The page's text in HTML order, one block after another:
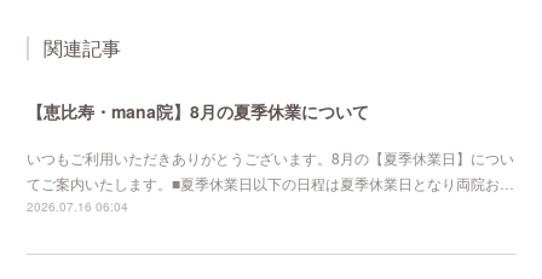
関連記事
【恵比寿・mana院】8月の夏季休業について
いつもご利用いただきありがとうございます。8月の【夏季休業日】につい
てご案内いたします。■夏季休業日以下の日程は夏季休業日となり両院お…
2026.07.16 06:04